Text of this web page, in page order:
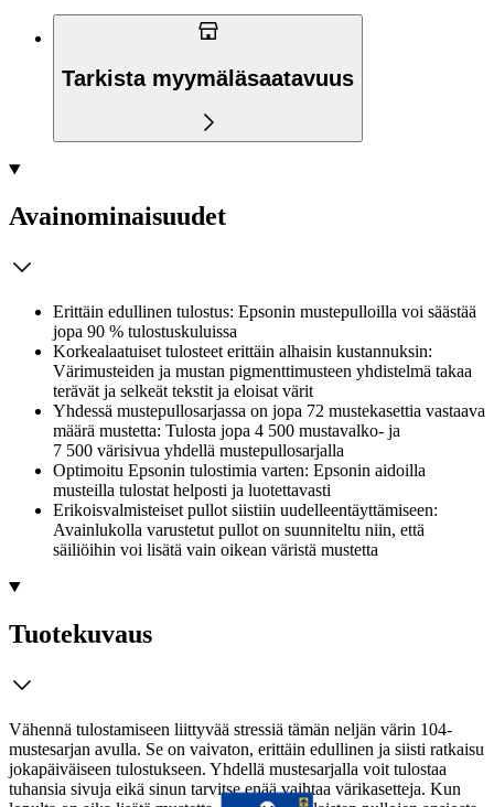
Tarkista myymäläsaatavuus
Avainominaisuudet
Erittäin edullinen tulostus: Epsonin mustepulloilla voi säästää
jopa 90 % tulostuskuluissa
Korkealaatuiset tulosteet erittäin alhaisin kustannuksin:
Värimusteiden ja mustan pigmenttimusteen yhdistelmä takaa
terävät ja selkeät tekstit ja eloisat värit
Yhdessä mustepullosarjassa on jopa 72 mustekasettia vastaava
määrä mustetta: Tulosta jopa 4 500 mustavalko- ja
7 500 värisivua yhdellä mustepullosarjalla
Optimoitu Epsonin tulostimia varten: Epsonin aidoilla
musteilla tulostat helposti ja luotettavasti
Erikoisvalmisteiset pullot siistiin uudelleentäyttämiseen:
Avainlukolla varustetut pullot on suunniteltu niin, että
säiliöihin voi lisätä vain oikean väristä mustetta
Tuotekuvaus
Vähennä tulostamiseen liittyvää stressiä tämän neljän värin 104-
mustesarjan avulla. Se on vaivaton, erittäin edullinen ja siisti ratkaisu
jokapäiväiseen tulostukseen. Yhdellä mustesarjalla voit tulostaa
tuhansia sivuja eikä sinun tarvitse enää vaihtaa värikasetteja. Kun